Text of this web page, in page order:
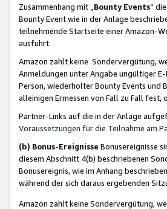
Zusammenhang mit „ Bounty Events“
Bounty Event wie in der Anlage
teilnehmende Startseite einer Amazon-
ausführt.
Amazon zahlt keine Sondervergütung,
Anmeldungen unter Angabe ungültiger
Person, wiederholter Bounty Events und
alleinigen Ermessen von Fall zu Fall
Partner-Links auf die in der Anlage
Voraussetzungen für die Teilnahme am
(b) Bonus-Ereignisse Bonusereignisse
diesem Abschnitt 4(b) beschriebenen
Bonusereignis, wie im Anhang
während der sich daraus ergebenden
Amazon zahlt keine Sondervergütung,